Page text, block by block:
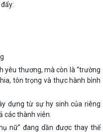
yêu thương, mà còn là “trường
tôn trọng và thực hành bình
dựng từ sự hy sinh của riêng
các thành viên.
nữ” đang dần được thay thế